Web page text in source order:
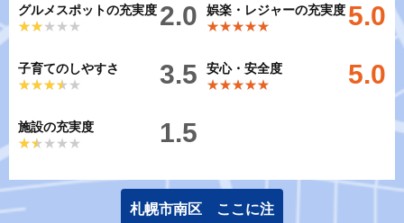
グルメスポットの充実度
★★★★★
★★★★★ 2.0
娯楽・レジャーの充実度
★★★★★
★★★★★ 5.0
子育てのしやすさ
★★★★★
★★★★★ 3.5
安心・安全度
★★★★★
★★★★★ 5.0
施設の充実度
★★★★★
★★★★★ 1.5
札幌市南区 ここに注